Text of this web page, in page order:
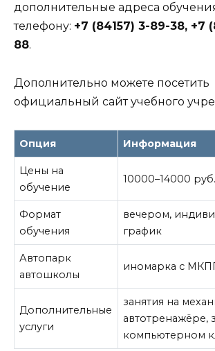
дополнительные адреса
телефону: +7 (84157) 3-89-38, +7
88.
Дополнительно можете посетить
официальный сайт учебного
Опция Информация
Цены на
обучение
10000–14000 руб.
Формат
обучения
вечером,
график
Автопарк
автошколы
иномарка с
Дополнительные
услуги
занятия на
автотренажёре,
компьютерном